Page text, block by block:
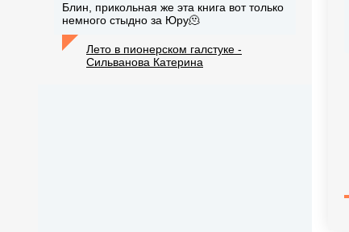
Блин, прикольная же эта книга вот только
немного стыдно за Юру🫠
Лето в пионерском галстуке -
Сильванова Катерина